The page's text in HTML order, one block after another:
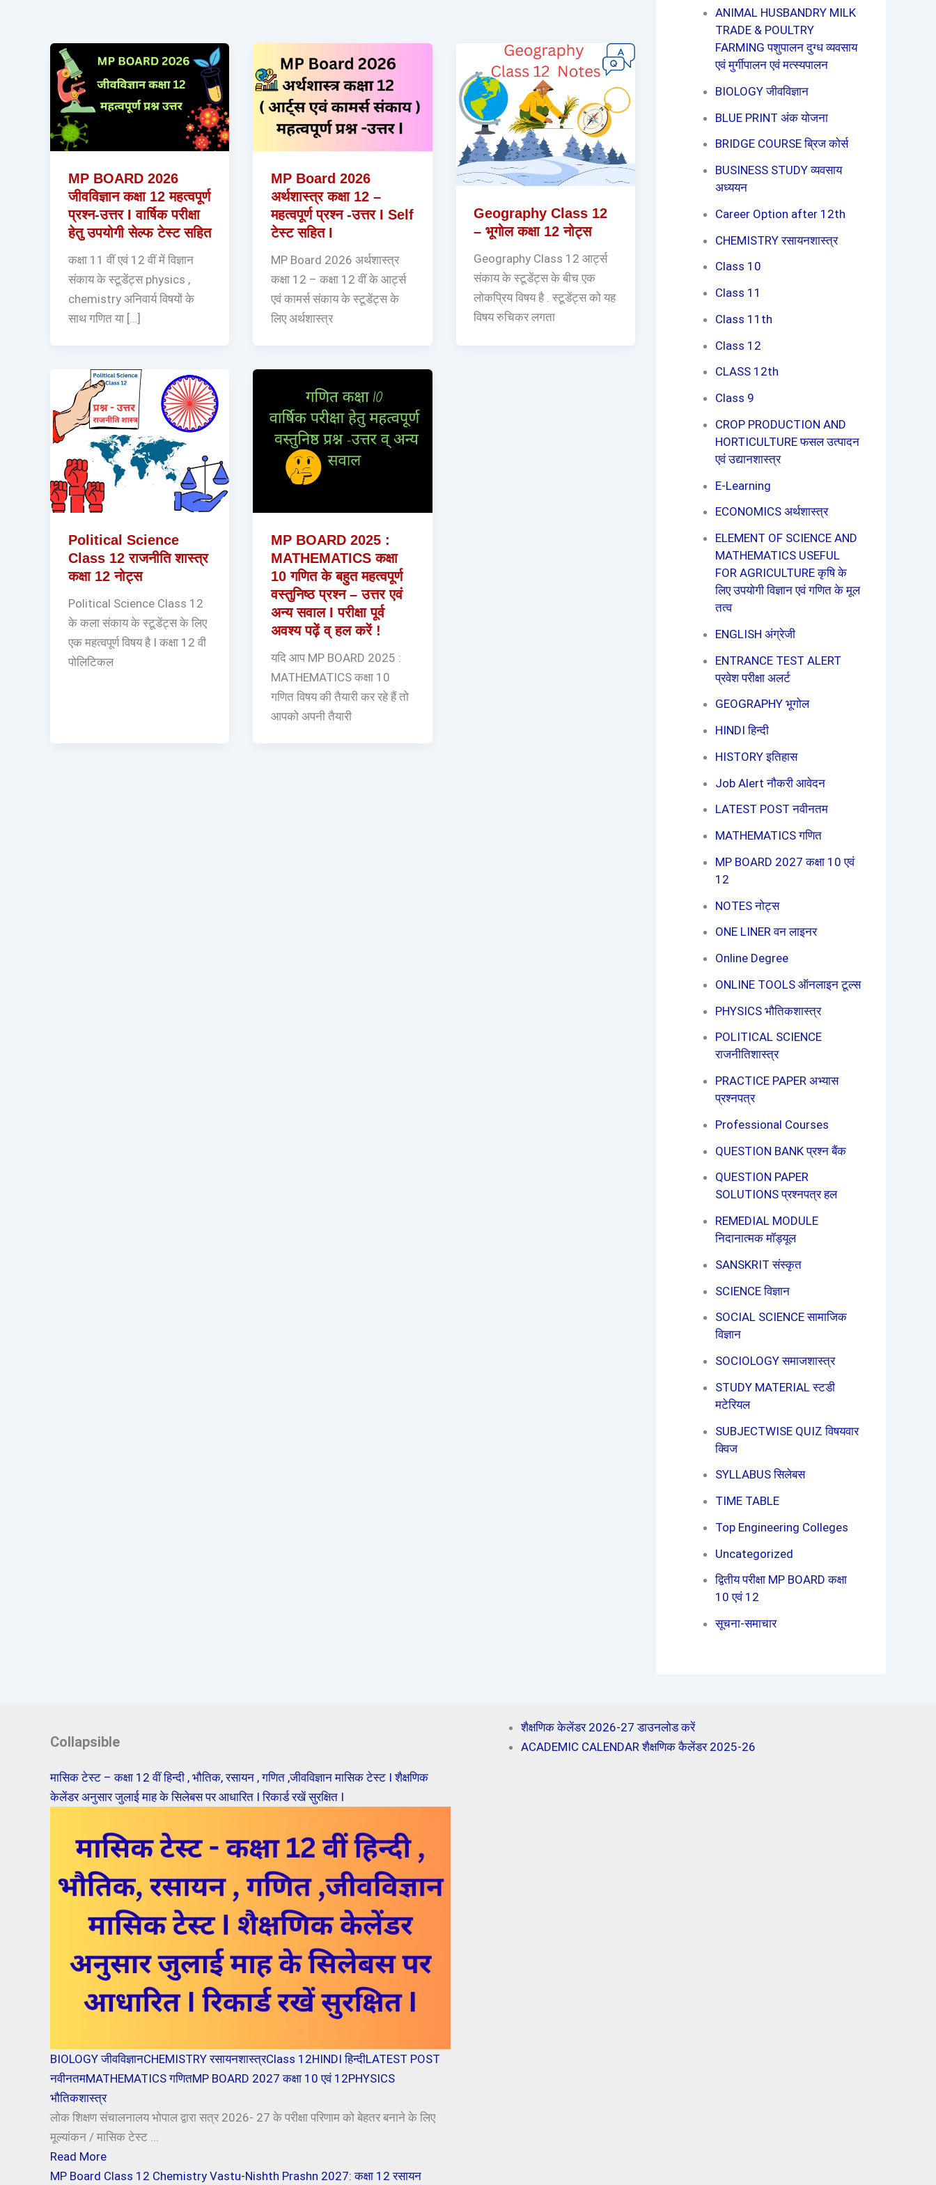
MP BOARD 2026
जीवविज्ञान कक्षा 12 महत्वपूर्ण
प्रश्न-उत्तर I वार्षिक परीक्षा
हेतु उपयोगी सेल्फ टेस्ट सहित
कक्षा 11 वीं एवं 12 वीं में विज्ञान
संकाय के स्टूडेंट्स physics ,
chemistry अनिवार्य विषयों के
साथ गणित या […]
MP Board 2026
अर्थशास्त्र कक्षा 12 –
महत्वपूर्ण प्रश्न -उत्तर I Self
टेस्ट सहित I
MP Board 2026 अर्थशास्त्र
कक्षा 12 – कक्षा 12 वीं के आर्ट्स
एवं कामर्स संकाय के स्टूडेंट्स के
लिए अर्थशास्त्र
Geography Class 12
– भूगोल कक्षा 12 नोट्स
Geography Class 12 आर्ट्स
संकाय के स्टूडेंट्स के बीच एक
लोकप्रिय विषय है . स्टूडेंट्स को यह
विषय रुचिकर लगता
Political Science
Class 12 राजनीति शास्त्र
कक्षा 12 नोट्स
Political Science Class 12
के कला संकाय के स्टूडेंट्स के लिए
एक महत्वपूर्ण विषय है I कक्षा 12 वी
पोलिटिकल
MP BOARD 2025 :
MATHEMATICS कक्षा
10 गणित के बहुत महत्वपूर्ण
वस्तुनिष्ठ प्रश्न – उत्तर एवं
अन्य सवाल I परीक्षा पूर्व
अवश्य पढ़ें व् हल करें !
यदि आप MP BOARD 2025 :
MATHEMATICS कक्षा 10
गणित विषय की तैयारी कर रहे हैं तो
आपको अपनी तैयारी
ANIMAL HUSBANDRY MILK
TRADE & POULTRY
FARMING पशुपालन दुग्ध व्यवसाय
एवं मुर्गीपालन एवं मत्स्यपालन
BIOLOGY जीवविज्ञान
BLUE PRINT अंक योजना
BRIDGE COURSE ब्रिज कोर्स
BUSINESS STUDY व्यवसाय
अध्ययन
Career Option after 12th
CHEMISTRY रसायनशास्त्र
Class 10
Class 11
Class 11th
Class 12
CLASS 12th
Class 9
CROP PRODUCTION AND
HORTICULTURE फसल उत्पादन
एवं उद्यानशास्त्र
E-Learning
ECONOMICS अर्थशास्त्र
ELEMENT OF SCIENCE AND
MATHEMATICS USEFUL
FOR AGRICULTURE कृषि के
लिए उपयोगी विज्ञान एवं गणित के मूल
तत्व
ENGLISH अंग्रेजी
ENTRANCE TEST ALERT
प्रवेश परीक्षा अलर्ट
GEOGRAPHY भूगोल
HINDI हिन्दी
HISTORY इतिहास
Job Alert नौकरी आवेदन
LATEST POST नवीनतम
MATHEMATICS गणित
MP BOARD 2027 कक्षा 10 एवं
12
NOTES नोट्स
ONE LINER वन लाइनर
Online Degree
ONLINE TOOLS ऑनलाइन टूल्स
PHYSICS भौतिकशास्त्र
POLITICAL SCIENCE
राजनीतिशास्त्र
PRACTICE PAPER अभ्यास
प्रश्नपत्र
Professional Courses
QUESTION BANK प्रश्न बैंक
QUESTION PAPER
SOLUTIONS प्रश्नपत्र हल
REMEDIAL MODULE
निदानात्मक मॉड्यूल
SANSKRIT संस्कृत
SCIENCE विज्ञान
SOCIAL SCIENCE सामाजिक
विज्ञान
SOCIOLOGY समाजशास्त्र
STUDY MATERIAL स्टडी
मटेरियल
SUBJECTWISE QUIZ विषयवार
क्विज
SYLLABUS सिलेबस
TIME TABLE
Top Engineering Colleges
Uncategorized
द्वितीय परीक्षा MP BOARD कक्षा
10 एवं 12
सूचना-समाचार
Collapsible
मासिक टेस्ट – कक्षा 12 वीं हिन्दी , भौतिक, रसायन , गणित ,जीवविज्ञान मासिक टेस्ट I शैक्षणिक
केलेंडर अनुसार जुलाई माह के सिलेबस पर आधारित I रिकार्ड रखें सुरक्षित I
BIOLOGY जीवविज्ञानCHEMISTRY रसायनशास्त्रClass 12HINDI हिन्दीLATEST POST
नवीनतमMATHEMATICS गणितMP BOARD 2027 कक्षा 10 एवं 12PHYSICS
भौतिकशास्त्र
लोक शिक्षण संचालनालय भोपाल द्वारा सत्र 2026- 27 के परीक्षा परिणाम को बेहतर बनाने के लिए
मूल्यांकन / मासिक टेस्ट ...
Read More
MP Board Class 12 Chemistry Vastu-Nishth Prashn 2027: कक्षा 12 रसायन
शैक्षणिक केलेंडर 2026-27 डाउनलोड करें
ACADEMIC CALENDAR शैक्षणिक कैलेंडर 2025-26